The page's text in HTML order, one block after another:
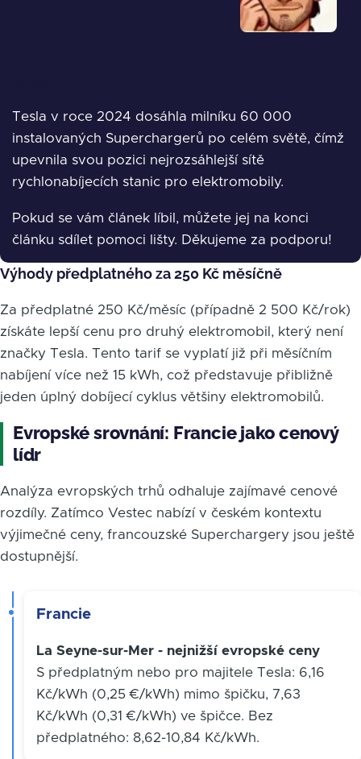
Tesla v roce 2024 dosáhla milníku 60 000
instalovaných Superchargerů po celém světě, čímž
upevnila svou pozici nejrozsáhlejší sítě
rychlonabíjecích stanic pro elektromobily.
Pokud se vám článek líbil, můžete jej na konci
článku sdílet pomoci lišty. Děkujeme za podporu!
Výhody předplatného za 250 Kč měsíčně
Za předplatné 250 Kč/měsíc (případně 2 500 Kč/rok)
získáte lepší cenu pro druhý elektromobil, který není
značky Tesla. Tento tarif se vyplatí již při měsíčním
nabíjení více než 15 kWh, což představuje přibližně
jeden úplný dobíjecí cyklus většiny elektromobilů.
Evropské srovnání: Francie jako cenový
lídr
Analýza evropských trhů odhaluje zajímavé cenové
rozdíly. Zatímco Vestec nabízí v českém kontextu
výjimečné ceny, francouzské Superchargery jsou ještě
dostupnější.
Francie
La Seyne-sur-Mer - nejnižší evropské ceny
S předplatným nebo pro majitele Tesla: 6,16
Kč/kWh (0,25 €/kWh) mimo špičku, 7,63
Kč/kWh (0,31 €/kWh) ve špičce. Bez
předplatného: 8,62-10,84 Kč/kWh.